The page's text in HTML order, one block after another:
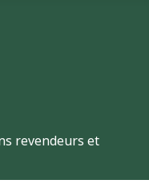
revendeurs et